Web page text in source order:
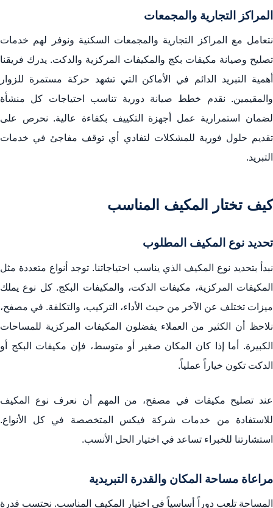
المراكز التجارية والمجمعات
نتعامل مع المراكز التجارية والمجمعات السكنية ونوفر لهم خدمات
تصليح وصيانة مكيفات بكج والمكيفات المركزية والدكت. يدرك فريقنا
أهمية التبريد الدائم في الأماكن التي تشهد حركة مستمرة للزوار
والمقيمين. نقدم خطط صيانة دورية تناسب احتياجات كل منشأة
لضمان استمرارية عمل أجهزة التكييف بكفاءة عالية. نحرص على
تقديم حلول فورية للمشكلات لتفادي أي توقف مفاجئ في خدمات
التبريد.
كيف تختار المكيف المناسب
تحديد نوع المكيف المطلوب
نبدأ بتحديد نوع المكيف الذي يناسب احتياجاتنا. توجد أنواع متعددة مثل
المكيفات المركزية، مكيفات الدكت، والمكيفات البكج. كل نوع يملك
ميزات تختلف عن الآخر من حيث الأداء، التركيب، والتكلفة. في مصفح،
نلاحظ أن الكثير من العملاء يفضلون المكيفات المركزية للمساحات
الكبيرة. أما إذا كان المكان صغير أو متوسط، فإن مكيفات البكج أو
الدكت تكون خياراً عملياً.
عند تصليح مكيفات في مصفح، من المهم أن نعرف نوع المكيف
للاستفادة من خدمات شركة فيكس المتخصصة في كل الأنواع.
استشارتنا للخبراء تساعد في اختيار الحل الأنسب.
مراعاة مساحة المكان والقدرة التبريدية
المساحة تلعب دوراً أساسياً في اختيار المكيف المناسب. نحتسب قدرة